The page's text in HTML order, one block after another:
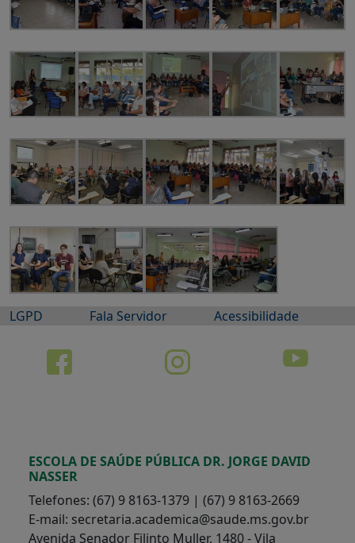
LGPD Fala Servidor Acessibilidade
ESCOLA DE SAÚDE PÚBLICA DR. JORGE DAVID
NASSER
Telefones: (67) 9 8163-1379 | (67) 9 8163-2669
E-mail: secretaria.academica@saude.ms.gov.br
Avenida Senador Filinto Muller, 1480 - Vila